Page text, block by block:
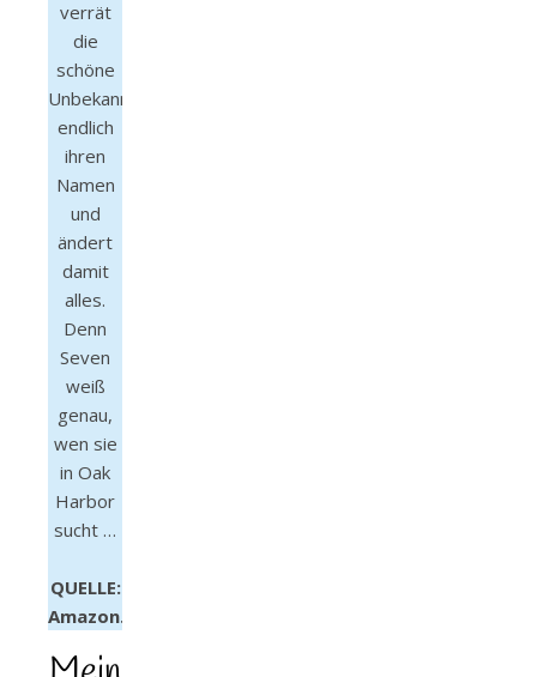
verrät
die
schöne
Unbekannte
endlich
ihren
Namen
und
ändert
damit
alles.
Denn
Seven
weiß
genau,
wen sie
in Oak
Harbor
sucht …
QUELLE:
Amazon.de